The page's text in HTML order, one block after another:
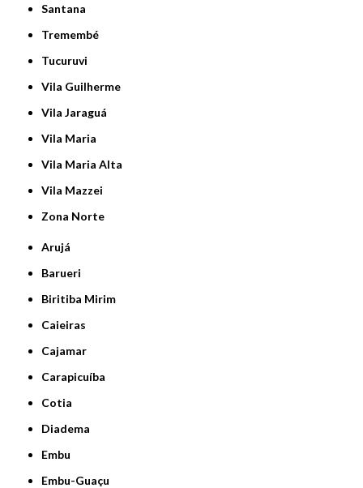
Santana
Tremembé
Tucuruvi
Vila Guilherme
Vila Jaraguá
Vila Maria
Vila Maria Alta
Vila Mazzei
Zona Norte
Arujá
Barueri
Biritiba Mirim
Caieiras
Cajamar
Carapicuíba
Cotia
Diadema
Embu
Embu-Guaçu